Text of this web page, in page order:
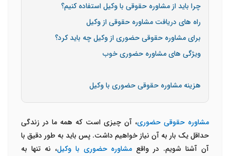
چرا باید از مشاوره حقوقی با وکیل استفاده کنیم؟
راه های دریافت مشاوره حقوقی از وکیل
برای مشاوره حقوقی حضوری از وکیل چه باید کرد؟
ویژگی های مشاوره حضوری خوب
هزینه مشاوره حقوقی حضوری با وکیل
مشاوره حقوقی حضوری، آن چیزی است که همه ما در زندگی
حداقل یک بار به آن نیاز خواهیم داشت. پس باید به طور دقیق با
آن آشنا شویم. در واقع مشاوره حضوری با وکیل، نه تنها به